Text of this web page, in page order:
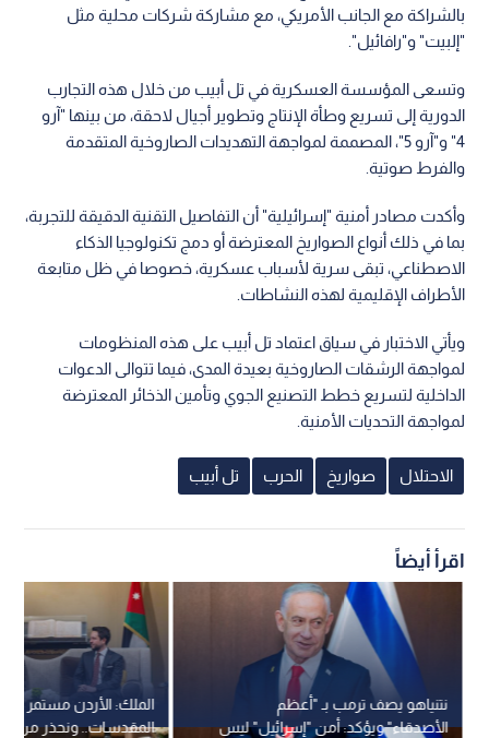
بالشراكة مع الجانب الأمريكي، مع مشاركة شركات محلية مثل
"إلبيت" و"رافائيل".
وتسعى المؤسسة العسكرية في تل أبيب من خلال هذه التجارب
الدورية إلى تسريع وطأة الإنتاج وتطوير أجيال لاحقة، من بينها "آرو
4" و"آرو 5"، المصممة لمواجهة التهديدات الصاروخية المتقدمة
والفرط صوتية.
وأكدت مصادر أمنية "إسرائيلية" أن التفاصيل التقنية الدقيقة للتجربة،
بما في ذلك أنواع الصواريخ المعترضة أو دمج تكنولوجيا الذكاء
الاصطناعي، تبقى سرية لأسباب عسكرية، خصوصا في ظل متابعة
الأطراف الإقليمية لهذه النشاطات.
ويأتي الاختبار في سياق اعتماد تل أبيب على هذه المنظومات
لمواجهة الرشقات الصاروخية بعيدة المدى، فيما تتوالى الدعوات
الداخلية لتسريع خطط التصنيع الجوي وتأمين الذخائر المعترضة
لمواجهة التحديات الأمنية.
الاحتلال صواريخ الحرب تل أبيب
اقرأ أيضاً
الملك: الأردن مستمر في
المقدسات.. ونحذر من
نتنياهو يصف ترمب بـ "أعظم
الأصدقاء" ويؤكد: أمن "إسرائيل" ليس